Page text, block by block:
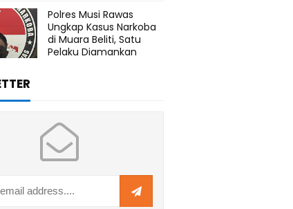
Polres Musi Rawas
Ungkap Kasus Narkoba
di Muara Beliti, Satu
Pelaku Diamankan